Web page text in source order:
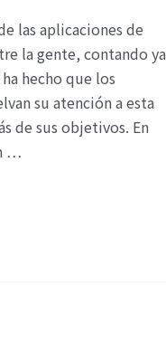
las aplicaciones de
la gente, contando ya
hecho que los
su atención a esta
de sus objetivos. En
…